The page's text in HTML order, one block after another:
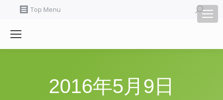
Top Menu Search:
2016年5月9日